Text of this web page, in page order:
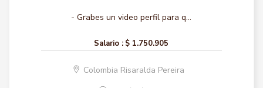
- Grabes un video perfil para q...
Salario : $ 1.750.905
Colombia Risaralda Pereira